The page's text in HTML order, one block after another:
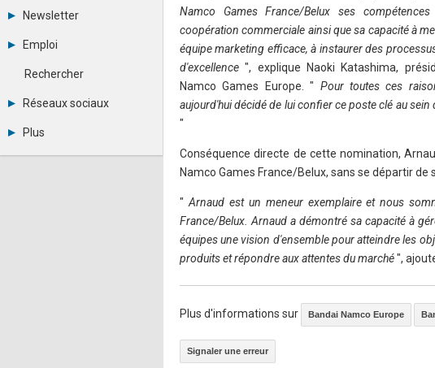
Tous les forums
Se connecter
Messages privés
Contacter un modérateur
Newsletter
Archives
Abonnement
Emploi
Consulter les annonces
Observatoire de l'emploi
Rechercher
Réseaux sociaux
LinkedIn
Plus
Annonceurs
Namco Games France/Belux ses
coopération commerciale ainsi que sa capacité à
équipe marketing efficace, à instaurer des
d'excellence", explique Naoki Katashima,
Namco Games Europe. " Pour toutes ces
aujourd'hui décidé de lui confier ce poste clé au sein
"
Conséquence directe de cette nomination,
Namco Games France/Belux, sans se départir
" Arnaud est un meneur exemplaire et nous
France/Belux. Arnaud a démontré sa capacité à
équipes une vision d'ensemble pour atteindre les
produits et répondre aux attentes du marché",
Plus d'informations sur Bandai Namco Europe
Signaler une erreur